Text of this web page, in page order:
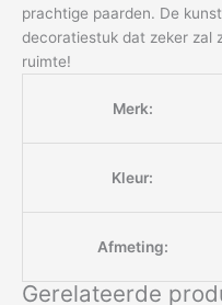
prachtige paarden. De
decoratiestuk dat zeker zal
ruimte!
Merk:
Kleur:
Afmeting:
Gerelateerde